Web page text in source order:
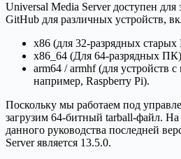
Universal Media Server доступен для
GitHub для различных устройств,
x86 (для 32-разрядных
x86_64 (Для 64-разрядных
arm64 / armhf (для устройств
например, Raspberry Pi).
Поскольку мы работаем под
загрузим 64-битный tarball-файл.
данного руководства последней
Server является 13.5.0.